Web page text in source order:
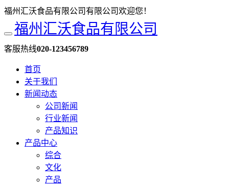
福州汇沃食品有限公司有限公司欢迎您！
福州汇沃食品有限公司
客服热线020-123456789
首页
关于我们
新闻动态
公司新闻
行业新闻
产品知识
产品中心
综合
文化
产品